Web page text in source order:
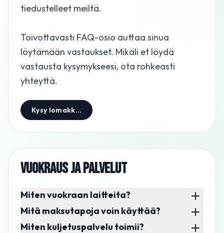
tiedustelleet meiltä.
Toivottavasti FAQ-osio auttaa sinua
löytämään vastaukset. Mikäli et löydä
vastausta kysymykseesi, ota rohkeasti
yhteyttä.
Kysy lomakkeella
VUOKRAUS JA PALVELUT
Miten vuokraan laitteita?
Mitä maksutapoja voin käyttää?
Miten kuljetuspalvelu toimii?